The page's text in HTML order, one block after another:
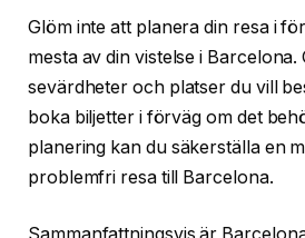
Glöm inte att planera din resa i
mesta av din vistelse i
sevärdheter och platser du vill
boka biljetter i förväg om det
planering kan du säkerställa en
problemfri resa till Barcelona.